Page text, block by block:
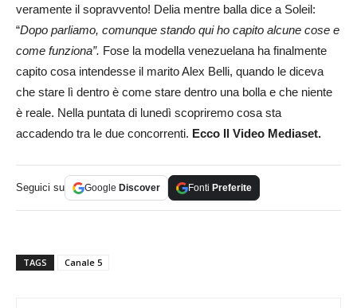
veramente il sopravvento! Delia mentre balla dice a Soleil:
“Dopo parliamo, comunque stando qui ho capito alcune cose e
come funziona”. Fose la modella venezuelana ha finalmente
capito cosa intendesse il marito Alex Belli, quando le diceva
che stare lì dentro è come stare dentro una bolla e che niente
è reale. Nella puntata di lunedì scopriremo cosa sta
accadendo tra le due concorrenti. Ecco Il Video Mediaset.
Seguici su Google Discover Fonti Preferite
TAGS Canale 5